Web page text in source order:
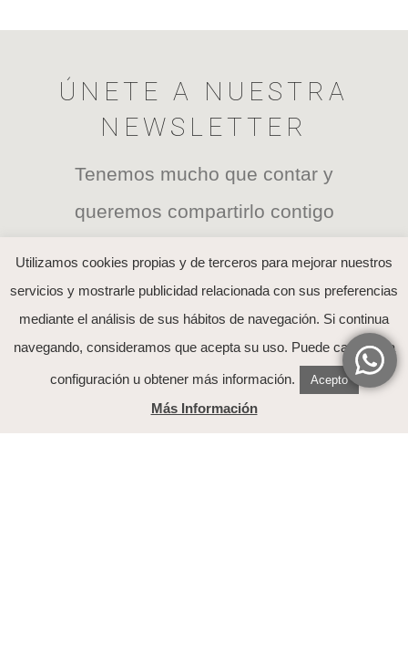
ÚNETE A NUESTRA
NEWSLETTER
Tenemos mucho que contar y
queremos compartirlo contigo
He leído y acepto el tratamiento de mis datos
explicado en la
política de Privacidad
Utilizamos cookies propias y de terceros para mejorar nuestros
servicios y mostrarle publicidad relacionada con sus preferencias
mediante el análisis de sus hábitos de navegación. Si continua
navegando, consideramos que acepta su uso. Puede cambiar la
configuración u obtener más información. Acepto
Más Información